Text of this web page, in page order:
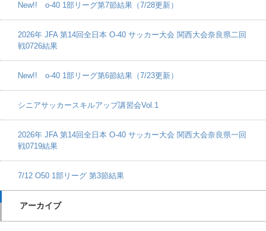
New!! o-40 1部リーグ第7節結果（7/28更新）
2026年 JFA 第14回全日本 O-40 サッカー大会 関西大会奈良県二回
戦0726結果
New!! o-40 1部リーグ第6節結果（7/23更新）
シニアサッカースキルアップ講習会Vol.1
2026年 JFA 第14回全日本 O-40 サッカー大会 関西大会奈良県一回
戦0719結果
7/12 O50 1部リーグ 第3節結果
アーカイブ